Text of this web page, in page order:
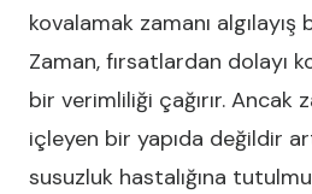
kovalamak zamanı
Zaman, fırsatlardan dolayı
bir verimliliği çağırır. Ancak
içleyen bir yapıda değildir
susuzluk hastalığına